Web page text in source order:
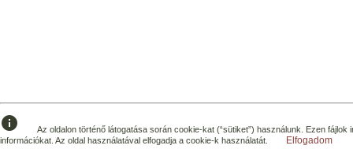
info
Az oldalon történő látogatása során cookie-kat (“sütiket”) használunk. Ezen
információkat. Az oldal használatával elfogadja a cookie-k használatát.
Elfogadom